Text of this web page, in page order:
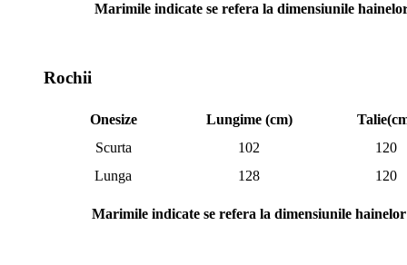
Marimile indicate se refera la dimensiunile
Rochii
Onesize Lungime (cm)
Scurta
102
120
Lunga
128 120
Marimile indicate se refera la dimensiunile hainelor